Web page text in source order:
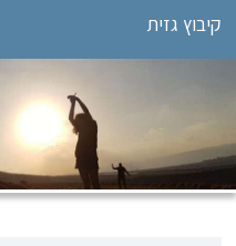
קיבוץ גזית